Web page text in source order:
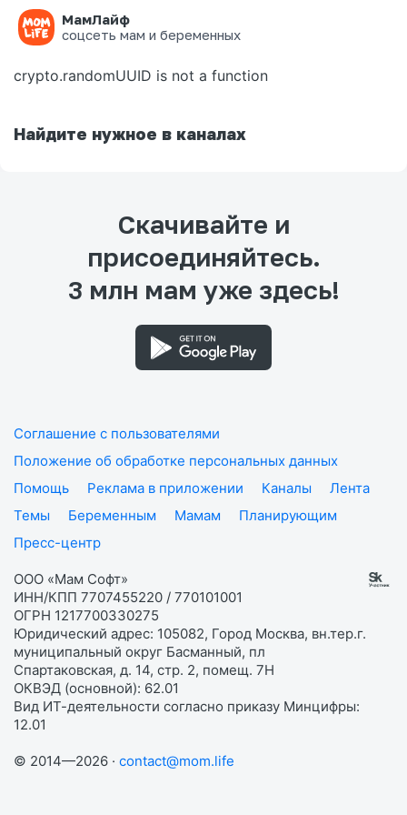
МамЛайф
соцсеть мам и беременных
Ошибка на странице
crypto.randomUUID is not a function
Найдите нужное в каналах
Скачивайте и
присоединяйтесь.
3 млн мам уже здесь!
Соглашение с пользователями
Положение об обработке персональных данных
Помощь
Реклама в приложении Каналы
Лента
Темы
Беременным Мамам
Планирующим
Пресс-центр
ООО «Мам Софт»
ИНН/КПП 7707455220 / 770101001
ОГРН 1217700330275
Юридический адрес: 105082, Город Москва, вн.тер.г.
муниципальный округ Басманный, пл
Спартаковская, д. 14, стр. 2, помещ. 7Н
ОКВЭД (основной): 62.01
Вид ИТ-деятельности согласно приказу Минцифры:
12.01
© 2014—2026 · contact@mom.life